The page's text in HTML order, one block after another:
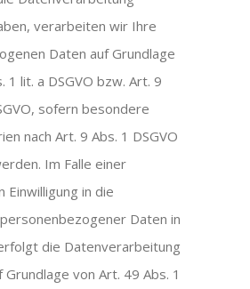
verarbeiten wir Ihre
Daten auf Grundlage
1 lit. a DSGVO bzw. Art. 9
sofern besondere
nach Art. 9 Abs. 1 DSGVO
Im Falle einer
Einwilligung in die
Daten in
die Datenverarbeitung
von Art. 49 Abs. 1